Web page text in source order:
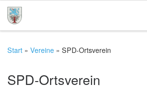
Zum Inhalt springen
Start » Vereine » SPD-Ortsverein
SPD-Ortsverein